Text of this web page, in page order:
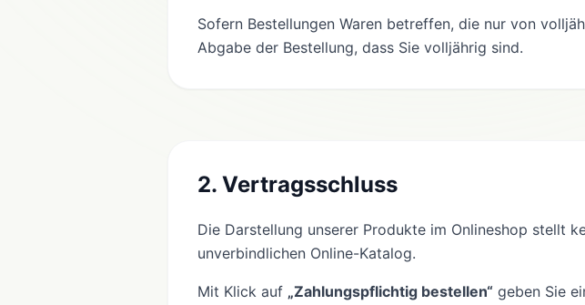
Sofern Bestellungen Waren betreffen, die nur von
Abgabe der Bestellung, dass Sie volljährig sind.
2. Vertragsschluss
Die Darstellung unserer Produkte im Onlineshop stellt
unverbindlichen Online-Katalog.
Mit Klick auf „Zahlungspflichtig bestellen“ geben Sie